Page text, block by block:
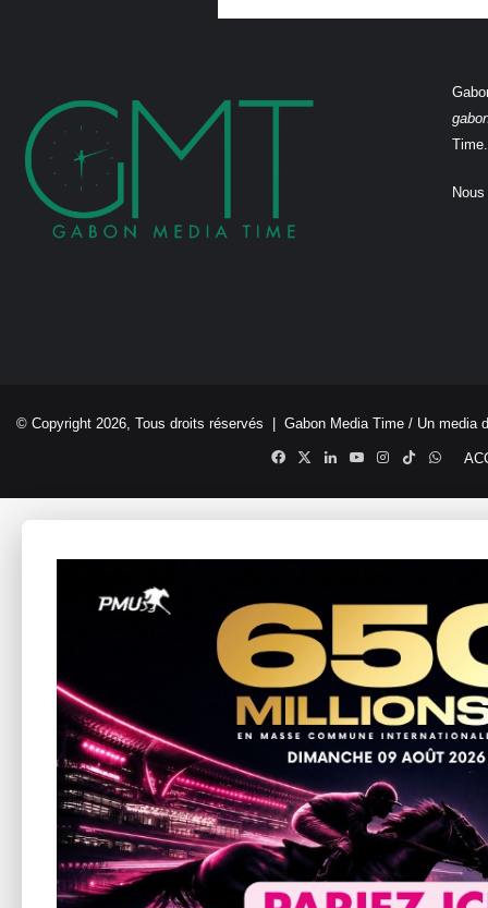
Time.
© Copyright 2026, Tous droits réservés | Gabon Media Time / Un media
Facebook
X LinkedinYouTubeInstagram
TikTok